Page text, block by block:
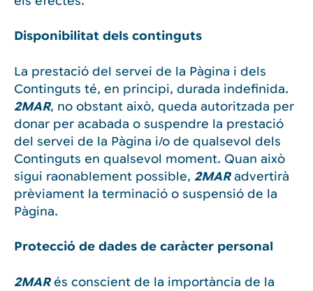
Disponibilitat dels continguts
La prestació del servei de la Pàgina i dels
Continguts té, en principi, durada indefinida.
2MAR, no obstant això, queda autoritzada per
donar per acabada o suspendre la prestació
del servei de la Pàgina i/o de qualsevol dels
Continguts en qualsevol moment. Quan això
sigui raonablement possible, 2MARadvertirà
prèviament la terminació o suspensió de la
Pàgina.
Protecció de dades de caràcter personal
2MARés conscient de la importància de la